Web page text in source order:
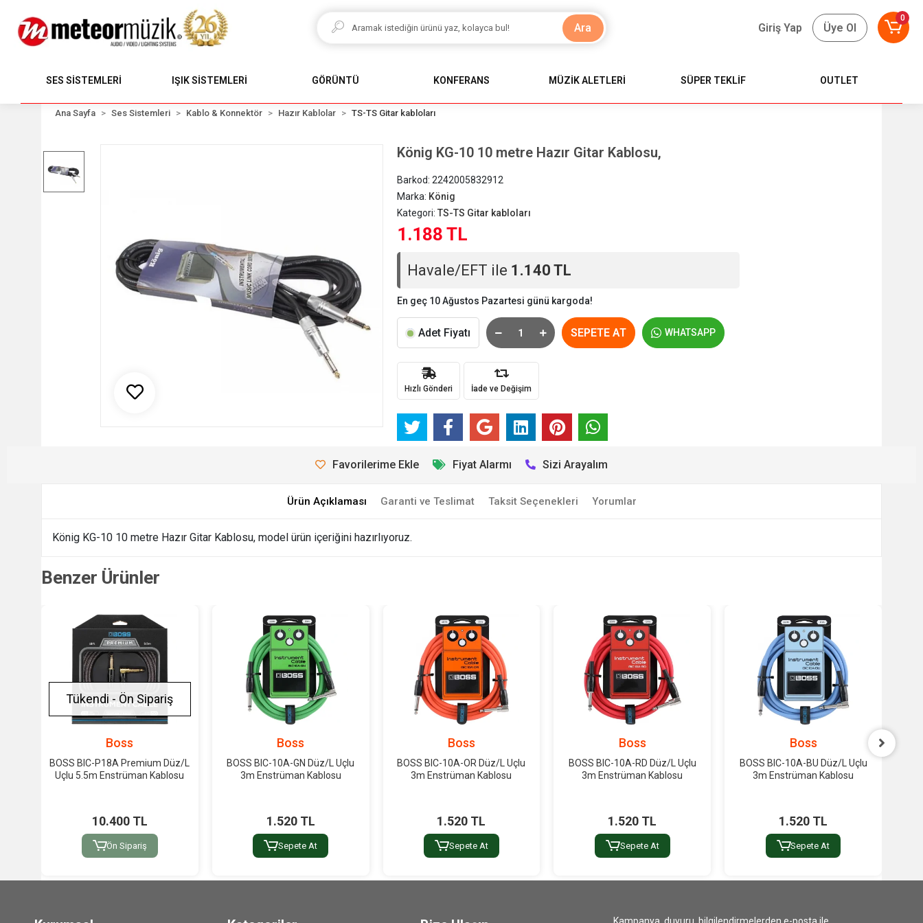
Ara Giriş Yap Üye Ol
0
SES SİSTEMLERİ IŞIK SİSTEMLERİ GÖRÜNTÜ KONFERANS MÜZİK ALETLERİ SÜPER TEKLİF OUTLET
Ana Sayfa Ses Sistemleri Kablo & Konnektör Hazır Kablolar TS-TS Gitar kabloları
König KG-10 10 metre Hazır Gitar Kablosu,
Barkod:2242005832912
Marka: König
Kategori:TS-TS Gitar kabloları
1.188 TL
Havale/EFT ile 1.140 TL
En geç 10 Ağustos Pazartesi günü kargoda!
Adet Fiyatı SEPETE AT WHATSAPP
Hızlı Gönderi İade ve Değişim
Favorilerime Ekle Fiyat Alarmı Sizi Arayalım
Ürün Açıklaması Garanti ve Teslimat Taksit Seçenekleri Yorumlar
König KG-10 10 metre Hazır Gitar Kablosu, model ürün içeriğini hazırlıyoruz.
Benzer Ürünler
Tükendi - Ön Sipariş
Boss
BOSS BIC-P18A Premium Düz/L
Uçlu 5.5m Enstrüman Kablosu
10.400 TL
Ön Sipariş
Boss
BOSS BIC-10A-GN Düz/L Uçlu
3m Enstrüman Kablosu
1.520 TL
Sepete At
Boss
BOSS BIC-10A-OR Düz/L Uçlu
3m Enstrüman Kablosu
1.520 TL
Sepete At
Boss
BOSS BIC-10A-RD Düz/L Uçlu
3m Enstrüman Kablosu
1.520 TL
Sepete At
Boss
BOSS BIC-10A-BU Düz/L Uçlu
3m Enstrüman Kablosu
1.520 TL
Sepete At